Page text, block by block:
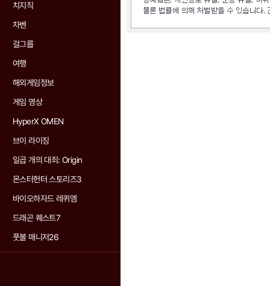
치지직
차벤
걸그룹
여행
해외게임정보
게임 영상
HyperX OMEN
브이 라이징
일곱 개의 대죄: Origin
몬스터헌터 스토리즈3
바이오하자드 레퀴엠
드래곤 퀘스트7
풋볼 매니저26